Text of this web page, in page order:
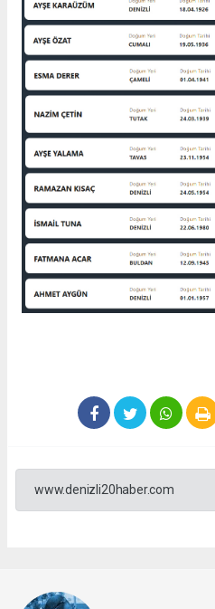
www.denizli20haber.com